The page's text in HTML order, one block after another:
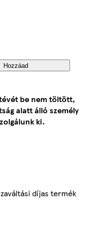
Hozzáad
be nem töltött,
alatt álló személy
ki.
díjas termék